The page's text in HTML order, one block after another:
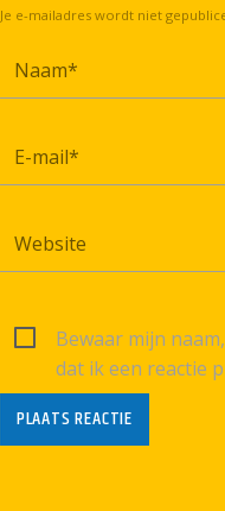
Je e-mailadres wordt niet
Bewaar mijn
dat ik een reactie